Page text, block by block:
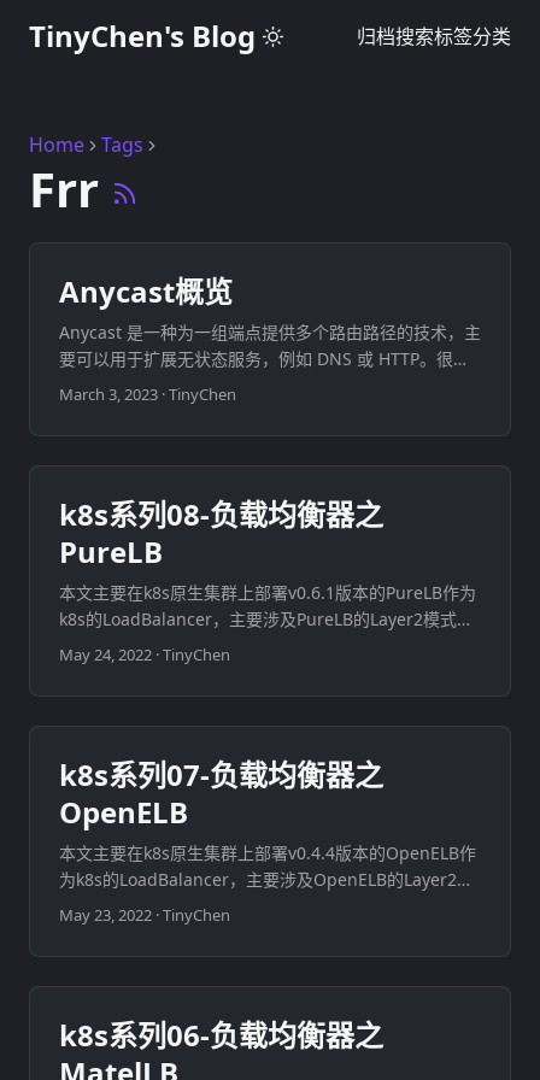
TinyChen's Blog 归档搜索标签分类
Home Tags
Frr
Anycast概览
Anycast 是一种为一组端点提供多个路由路径的技术，主
要可以用于扩展无状态服务，例如 DNS 或 HTTP。很多
大型的互联网服务商已经将Anycast作为他们的基础组件
架构技术之一并用于构建异地多活的高可用服务。本文将
主要对什么是Anycast、Anycast的原理和优势、
Anycast与DNS结合等方面进行介绍。 ...
March 3, 2023 ·TinyChen
k8s系列08-负载均衡器之
PureLB
本文主要在k8s原生集群上部署v0.6.1版本的PureLB作为
k8s的LoadBalancer，主要涉及PureLB的Layer2模式和
ECMP模式两种部署方案。由于PureLB的ECMP支持多种
路由协议，这里选用的是在k8s中常见的BGP进行配置。
由于BGP的相关原理和配置比较复杂，这里仅涉及简单的
BGP配置。 文中使用的k8s集群是在CentOS7系统上基于
于k8s基础知识和集群搭建的一些方案，有需要的同学可
以看一下。 ...
May 24, 2022 ·TinyChen
k8s系列07-负载均衡器之
OpenELB
本文主要在k8s原生集群上部署v0.4.4版本的OpenELB作
为k8s的LoadBalancer，主要涉及OpenELB的Layer2模
式和BGP模式两种部署方案。由于BGP的相关原理和配置
比较复杂，这里仅涉及简单的BGP配置。 文中使用的k8s
集群是在CentOS7系统上基于docker和calico组件部署
v1.23.6版本，此前写的一些关于k8s基础知识和集群搭建
May 23, 2022 ·TinyChen
k8s系列06-负载均衡器之